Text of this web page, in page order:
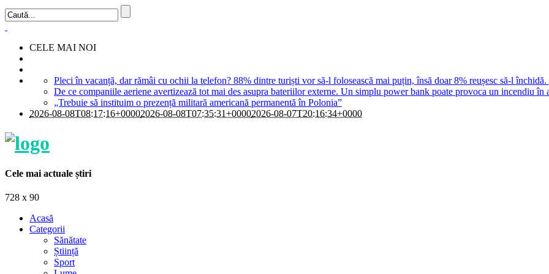
CELE MAI NOI
Pleci în vacanță, dar rămâi cu ochii la telefon? 88% dintre turiști vor să-l folosească mai puțin, însă doar 8% reușesc să-l
De ce companiile aeriene avertizează tot mai des asupra bateriilor externe. Un simplu power bank poate provoca un incendiu în
„Trebuie să instituim o prezență militară americană permanentă în Polonia”
2026-08-08T08:17:16+00002026-08-08T07:35:31+00002026-08-07T20:16:34+0000
Cele mai actuale știri
728 x 90
Acasă
Categorii
Sănătate
Știință
Sport